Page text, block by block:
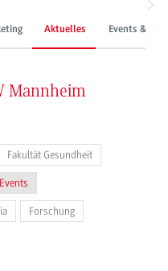
Aktuelles Events &
Mannheim
Fakultät Gesundheit
Events
Forschung